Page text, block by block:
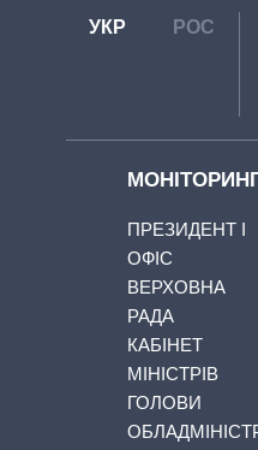
УКР РОС
ПРЕЗИДЕНТ І
ОФІС
ВЕРХОВНА
РАДА
КАБІНЕТ
МІНІСТРІВ
ГОЛОВИ